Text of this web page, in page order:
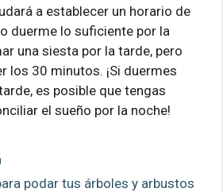
a establecer un horario de
duerme lo suficiente por la
una siesta por la tarde, pero
los 30 minutos. ¡Si duermes
es posible que tengas
el sueño por la noche!
podar tus árboles y arbustos